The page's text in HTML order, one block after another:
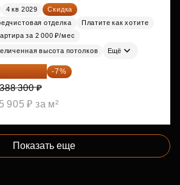
4 кв 2029
Скидка
отделка
Платите как хотите
за 2 000 ₽/мес
высота потолков Ещё
841 119 ₽ -7%
300 ₽
905 ₽ за м²
Показать еще